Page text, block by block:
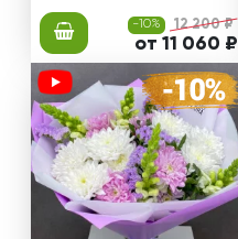
-10% 12 200 ₽
от 11 060 ₽